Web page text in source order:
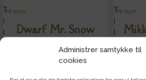
Administrer samtykke til
cookies
i
s
t
T
i
På lager
Dwarf Mr. Snow
T
i
ø
På lager
kr.18,00